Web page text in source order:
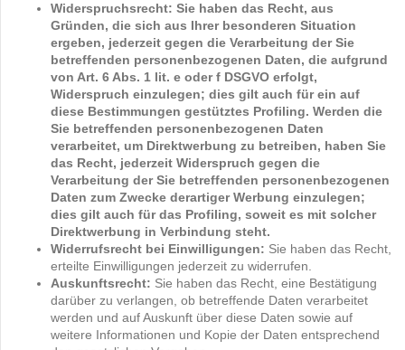
Widerspruchsrecht: Sie haben das Recht, aus
Gründen, die sich aus Ihrer besonderen Situation
ergeben, jederzeit gegen die Verarbeitung der Sie
betreffenden personenbezogenen Daten, die aufgrund
von Art. 6 Abs. 1 lit. e oder f DSGVO erfolgt,
Widerspruch einzulegen; dies gilt auch für ein auf
diese Bestimmungen gestütztes Profiling. Werden die
Sie betreffenden personenbezogenen Daten
verarbeitet, um Direktwerbung zu betreiben, haben Sie
das Recht, jederzeit Widerspruch gegen die
Verarbeitung der Sie betreffenden personenbezogenen
Daten zum Zwecke derartiger Werbung einzulegen;
dies gilt auch für das Profiling, soweit es mit solcher
Direktwerbung in Verbindung steht.
Widerrufsrecht bei Einwilligungen: Sie haben das Recht,
erteilte Einwilligungen jederzeit zu widerrufen.
Auskunftsrecht: Sie haben das Recht, eine Bestätigung
darüber zu verlangen, ob betreffende Daten verarbeitet
werden und auf Auskunft über diese Daten sowie auf
weitere Informationen und Kopie der Daten entsprechend